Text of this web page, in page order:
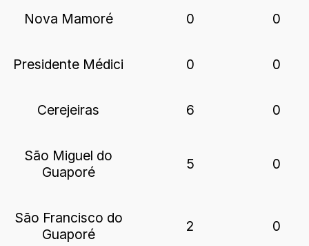
Nova Mamoré 0 0
Presidente Médici 0 0
Cerejeiras 6 0
São Miguel do
Guaporé
5 0
São Francisco do
Guaporé
2 0